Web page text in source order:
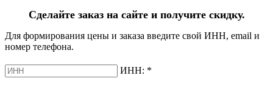
Сделайте заказ на сайте и получите скидку.
Для формирования цены и заказа введите свой ИНН, email и
номер телефона.
ИНН: *